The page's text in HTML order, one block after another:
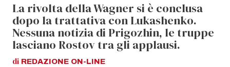
La rivolta della Wagner si è conclusa
dopo la trattativa con Lukashenko.
Nessuna notizia di Prigozhin, le truppe
lasciano Rostov tra gli applausi.
di REDAZIONE ON-LINE